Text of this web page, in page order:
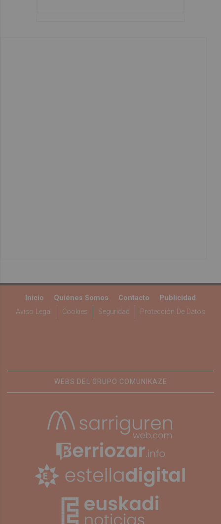
Inicio Quiénes Somos Contacto
Publicidad
Aviso Legal
Cookies Seguridad Protección De Datos
WEBS DEL GRUPO COMUNIKAZE